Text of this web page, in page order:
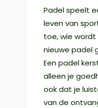
Padel speelt
leven van
toe, wie wordt
nieuwe padel
Een padel
alleen je
ook dat je
van de